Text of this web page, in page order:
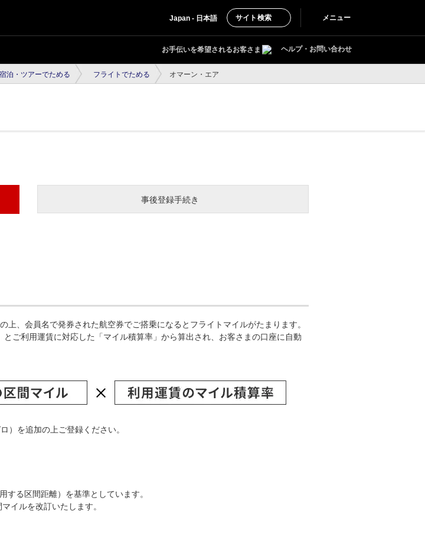
Japan - 日本語 サイト検索 メニュー
お手伝いを希望されるお客さま ヘルプ・お問い合わせ
泊・ツアーでためる フライトでためる オマーン・エア
事後登録手続き
、会員名で発券された航空券でご搭乗になるとフライトマイルがたまります。
ご利用運賃に対応した「マイル積算率」から算出され、お客さまの口座に自動
）を追加の上ご登録ください。
する区間距離）を基準としています。
イルを改訂いたします。